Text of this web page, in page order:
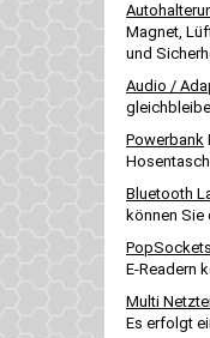
Magnet,
und
Audio /
Powerbank
Bluetooth
können
PopSockets
E-Readern
Multi
Es erfolgt